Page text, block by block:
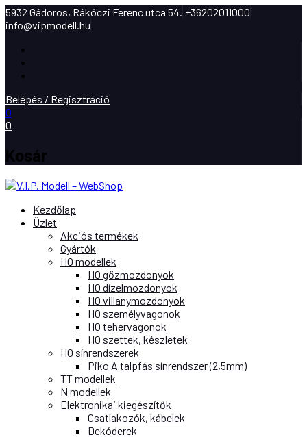
5932 Gádoros, Rákóczi Ferenc utca 54. +36202011000
info@vipmodell.hu
Belépés / Regisztráció
0
0
Kosár
Kezdőlap
Üzlet
Akciós termékek
Gyártók
H0 modellek
H0 gőzmozdonyok
H0 dízelmozdonyok
H0 villanymozdonyok
H0 személyvagonok
H0 tehervagonok
H0 szettek, készletek
H0 sínrendszerek
Piko A talpfás sínrendszer (2,5mm)
TT modellek
N modellek
Elektronikai kiegészítők
Csatlakozók, kábelek
Dekóderek